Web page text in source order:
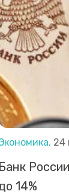
24
Банк
14%